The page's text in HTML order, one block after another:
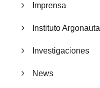
Imprensa
Instituto Argonauta
Investigaciones
News